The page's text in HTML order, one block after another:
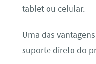
tablet ou celular.
Uma das
suporte direto do